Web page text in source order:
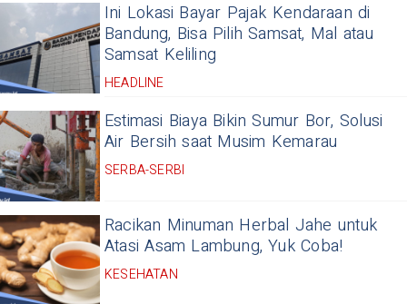
Ini Lokasi Bayar Pajak Kendaraan di
Bandung, Bisa Pilih Samsat, Mal atau
Samsat Keliling
HEADLINE
Estimasi Biaya Bikin Sumur Bor, Solusi
Air Bersih saat Musim Kemarau
SERBA-SERBI
Racikan Minuman Herbal Jahe untuk
Atasi Asam Lambung, Yuk Coba!
KESEHATAN